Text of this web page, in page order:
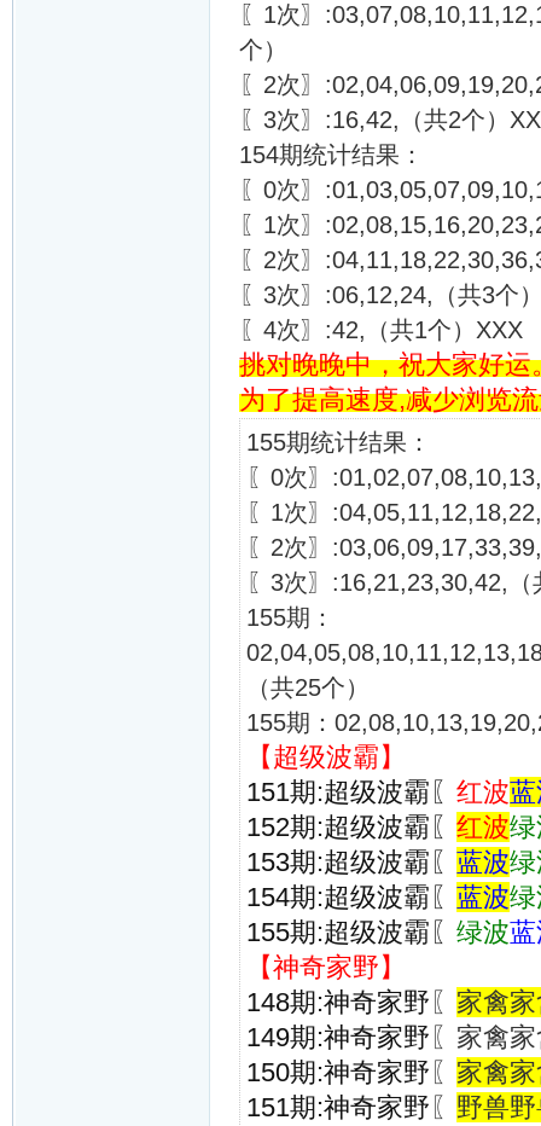
〖1次〗
个）
〖2次〗
〖3次〗:16,42,（共2个）
154期统计结果：
〖0次〗
〖1次〗
〖2次〗
〖3次〗:06,12,24,（共3个
〖4次〗:42,（共1个）XXX
挑对晚晚中，祝大家好
为了提高速度,减少浏览
155期统计结果：
〖0次〗
〖1次〗
〖2次〗
〖3次〗:16,21,23,30,42,（
155期：
（共25个）
155期：
【超级波霸】
151期:超级波霸〖 红波
152期:超级波霸〖 红波
153期:超级波霸〖 蓝波
154期:超级波霸〖 蓝波
155期:超级波霸〖 绿波
【神奇家野】
148期:神奇家野 〖 家禽
149期:神奇家野 〖家禽
150期:神奇家野 〖 家禽
151期:神奇家野 〖 野兽